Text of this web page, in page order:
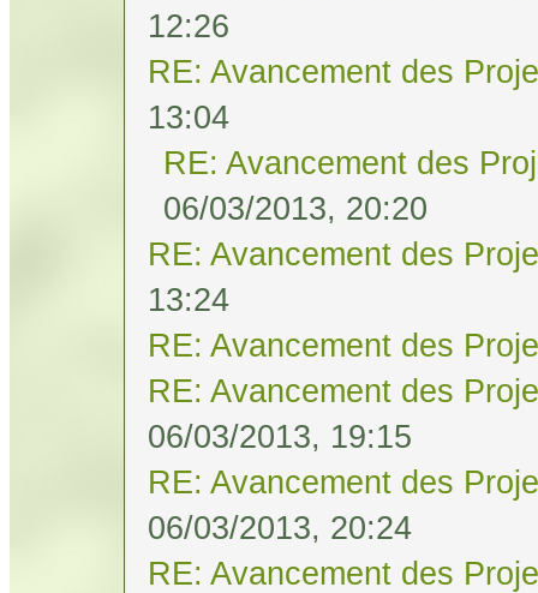
12:26
RE: Avancement des
13:04
RE: Avancement des
06/03/2013, 20:20
RE: Avancement des
13:24
RE: Avancement des
RE: Avancement des
06/03/2013, 19:15
RE: Avancement des
06/03/2013, 20:24
RE: Avancement des